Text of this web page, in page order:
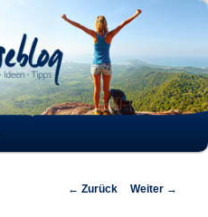
Beitrags-
← Zurück Weiter →